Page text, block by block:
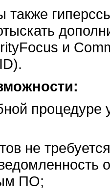
также
и
процедуре
не
ПО;